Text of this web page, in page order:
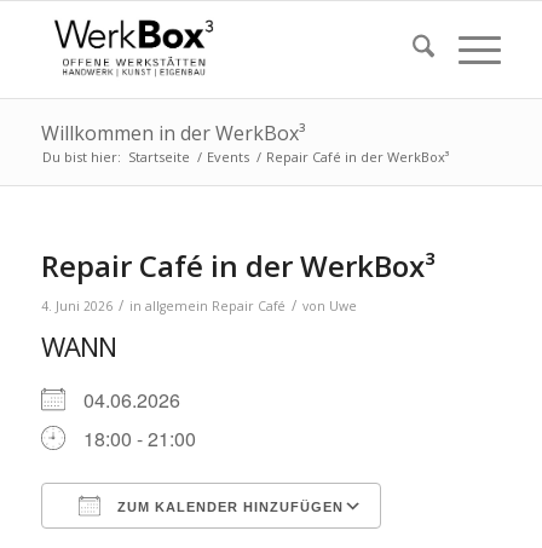
Willkommen in der WerkBox³
Du bist hier: Startseite / Events / Repair Café in der WerkBox³
Repair Café in der WerkBox³
4. Juni 2026 / in allgemein Repair Café / von Uwe
WANN
04.06.2026
18:00 - 21:00
ZUM KALENDER HINZUFÜGEN